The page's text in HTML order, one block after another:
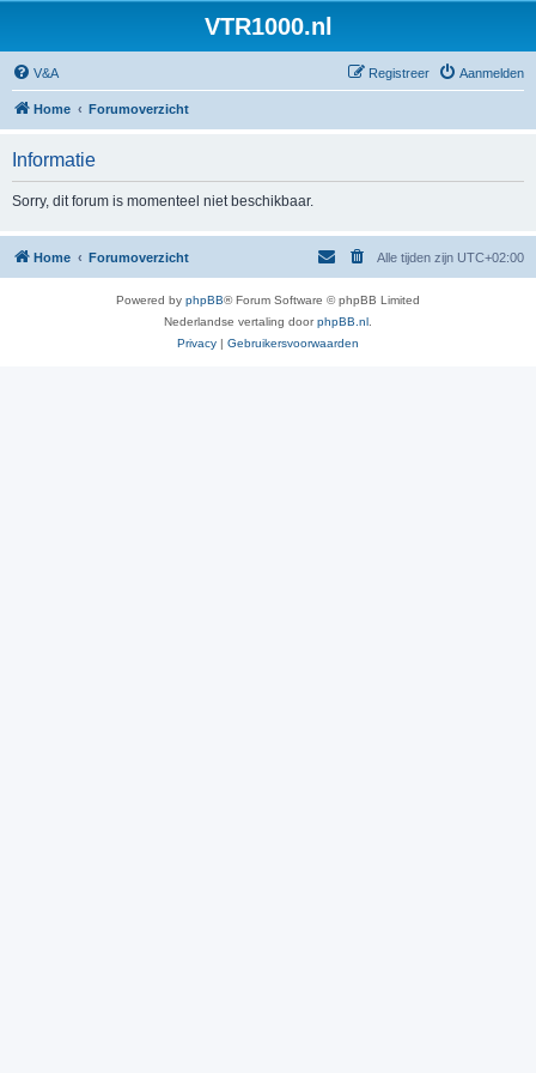
VTR1000.nl
V&A Aanmelden
Registreer
Home Forumoverzicht
Informatie
Sorry, dit forum is momenteel niet beschikbaar.
Home Forumoverzicht Alle tijden zijn UTC+02:00
Powered by phpBB® Forum Software © phpBB Limited
Nederlandse vertaling doorphpBB.nl
Privacy | Gebruikersvoorwaarden